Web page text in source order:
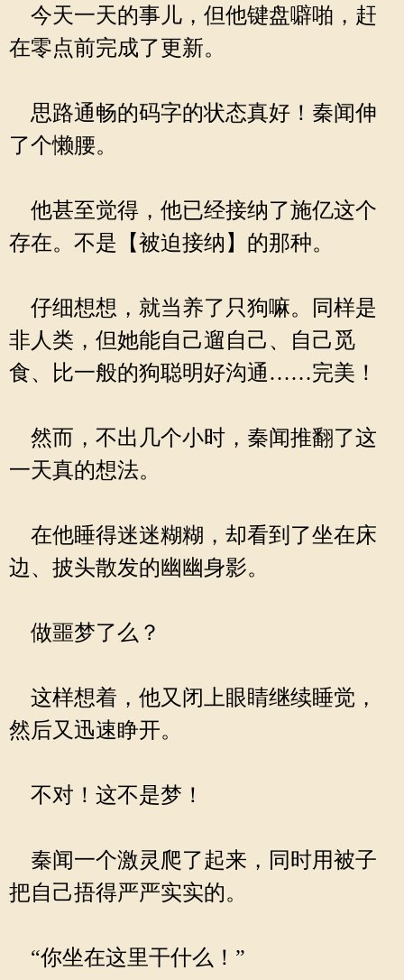
今天一天的事儿，但他键盘噼啪，赶
在零点前完成了更新。
思路通畅的码字的状态真好！秦闻伸
了个懒腰。
他甚至觉得，他已经接纳了施亿这个
存在。不是【被迫接纳】的那种。
仔细想想，就当养了只狗嘛。同样是
非人类，但她能自己遛自己、自己觅
食、比一般的狗聪明好沟通……完美！
然而，不出几个小时，秦闻推翻了这
一天真的想法。
在他睡得迷迷糊糊，却看到了坐在床
边、披头散发的幽幽身影。
做噩梦了么？
这样想着，他又闭上眼睛继续睡觉，
然后又迅速睁开。
不对！这不是梦！
秦闻一个激灵爬了起来，同时用被子
把自己捂得严严实实的。
“你坐在这里干什么！”